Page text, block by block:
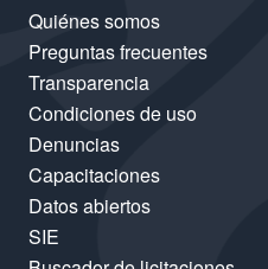
Quiénes somos
Preguntas frecuentes
Transparencia
Condiciones de uso
Denuncias
Capacitaciones
Datos abiertos
SIE